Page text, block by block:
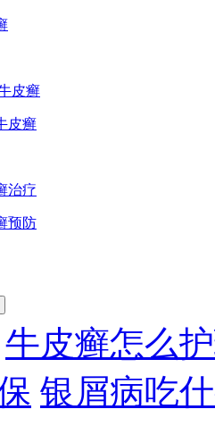
皮癣
皮癣
治疗
预防
牛皮癣怎么
银屑病吃